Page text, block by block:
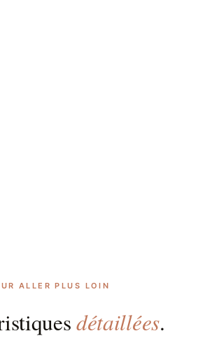
ALLER PLUS LOIN
détaillées.